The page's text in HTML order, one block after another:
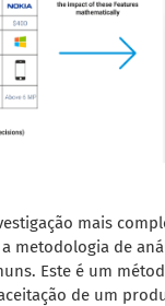
mais
metodologia de
Este é um
de um